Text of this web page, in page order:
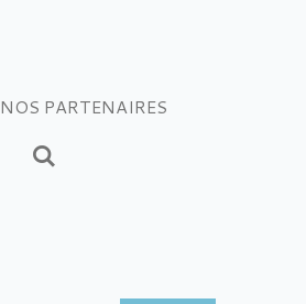
NOS PARTENAIRES